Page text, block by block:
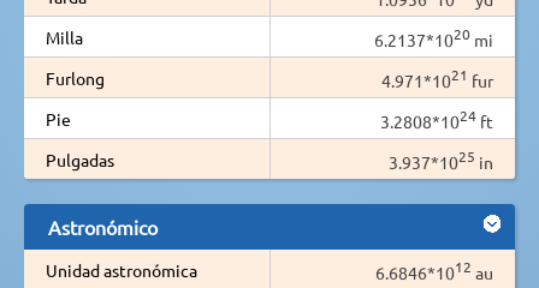
Milla
6.2137*1020 mi
Furlong
4.971*1021 fur
Pie
3.2808*1024 ft
Pulgadas
3.937*1025 in
Astronómico
Unidad astronómica 6.6846*1012 au